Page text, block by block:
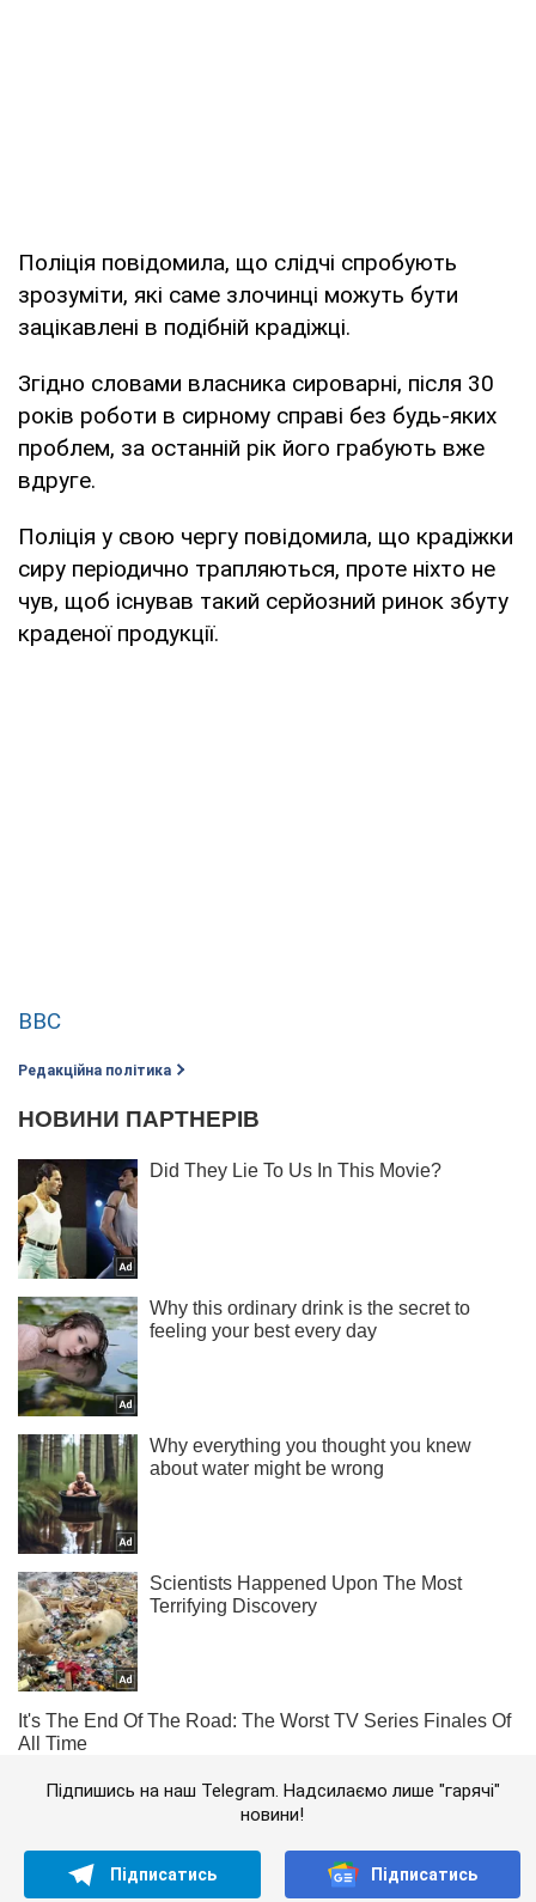
Поліція повідомила, що слідчі спробують
зрозуміти, які саме злочинці можуть бути
зацікавлені в подібній крадіжці.
Згідно словами власника сироварні, після 30
років роботи в сирному справі без будь-яких
проблем, за останній рік його грабують вже
вдруге.
Поліція у свою чергу повідомила, що крадіжки
сиру періодично трапляються, проте ніхто не
чув, щоб існував такий серйозний ринок збуту
краденої продукції.
BBC
Редакційна політика
Підпишись на наш Telegram. Надсилаємо лише "гарячі"
новини!
Підписатись Підписатись